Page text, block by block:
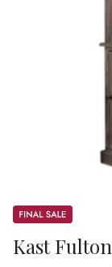
Sale
Kast Fulton